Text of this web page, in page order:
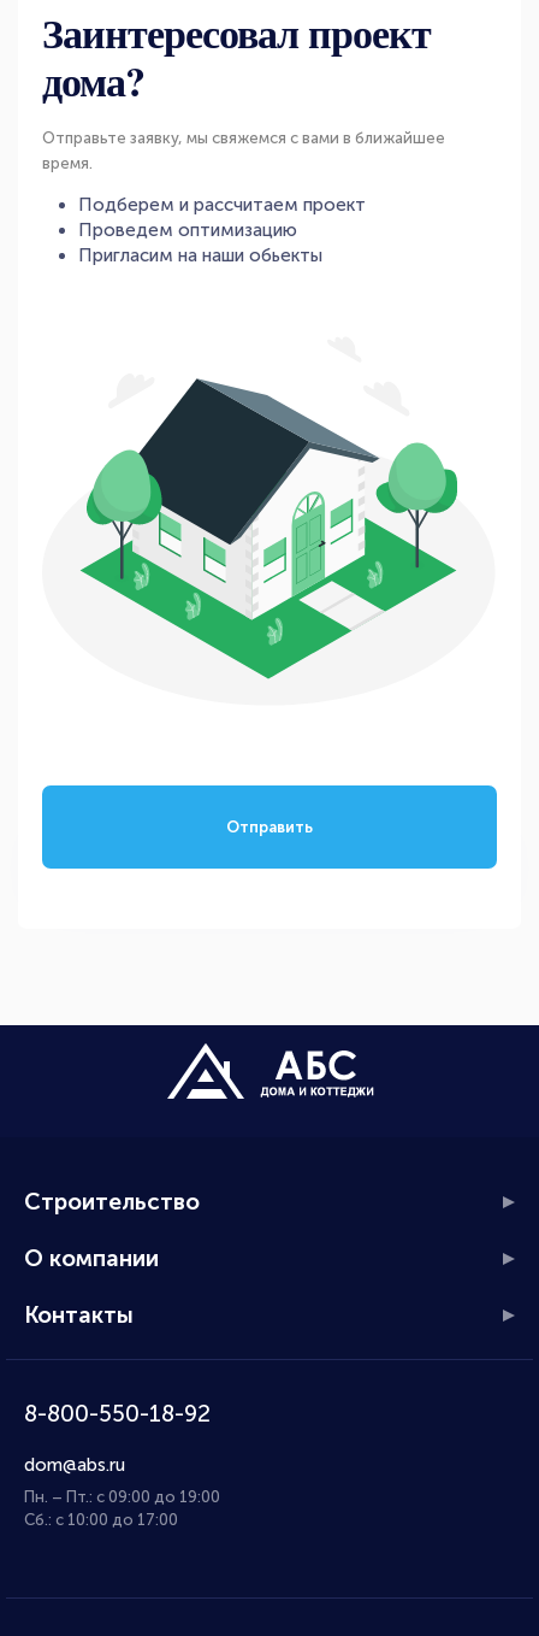
Заинтересовал проект
дома?
Отправьте заявку, мы свяжемся с вами в ближайшее
время.
Подберем и рассчитаем проект
Проведем оптимизацию
Пригласим на наши обьекты
Отправить
Строительство
О компании
Контакты
8-800-550-18-92
dom@abs.ru
Пн. – Пт.: с 09:00 до 19:00
Сб.: с 10:00 до 17:00